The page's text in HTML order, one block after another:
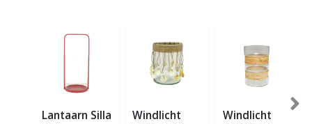
Lantaarn Silla
Windlicht
Windlicht